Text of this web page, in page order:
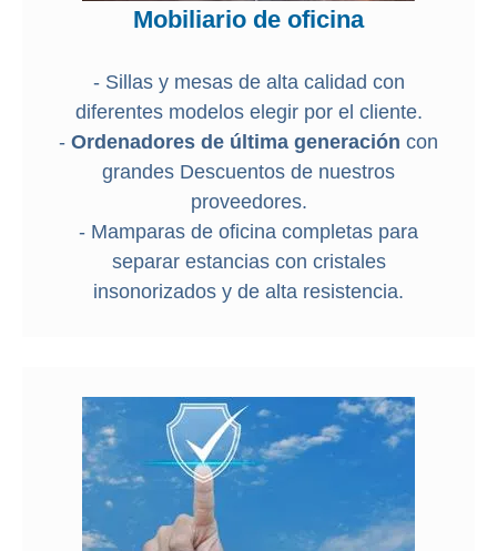
Mobiliario de oficina
- Sillas y mesas de alta calidad con
diferentes modelos elegir por el cliente.
- Ordenadores de última generación con
grandes Descuentos de nuestros
proveedores.
- Mamparas de oficina completas para
separar estancias con cristales
insonorizados y de alta resistencia.